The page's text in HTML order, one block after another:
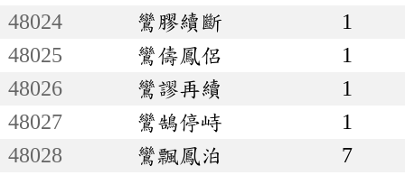
48024
鸞膠續斷
1
48025
鸞儔鳳侶
1
48026
鸞謬再續
1
48027
鸞鵠停峙
1
48028
鸞飄鳳泊
7